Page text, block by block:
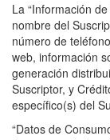
La “Información
nombre del
número de
web, información
generación
Suscriptor, y
específico(s) del
“Datos de